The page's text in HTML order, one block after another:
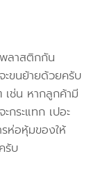
ลาสติกกัน
ขนย้ายด้วยครับ
เช่น หากลูกค้ามี
ระแทก เปอะ
รห่อหุ้มของให้
รับ